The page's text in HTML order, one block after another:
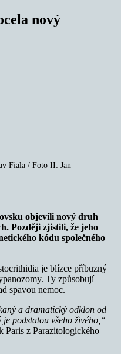
nový
Fiala / Foto II: Jan
objevili nový druh
Později zjistili, že jeho
kódu společného
je blízce příbuzný
Ty způsobují
spavou nemoc.
a dramatický odklon od
podstatou všeho živého,“
Paris z Parazitologického